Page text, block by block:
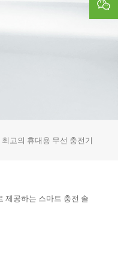
최고의 휴대용 무선 충전기
제공하는 스마트 충전 솔